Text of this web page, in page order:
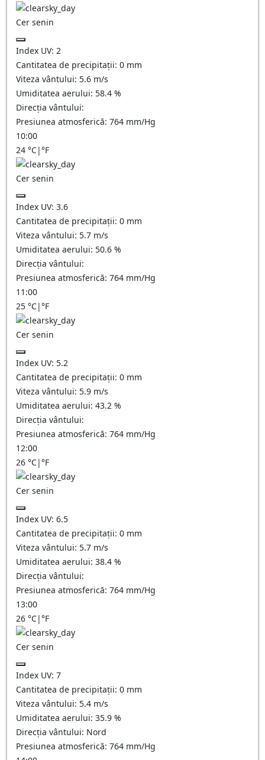
Cer senin
Index UV: 2
Cantitatea de precipitații: 0 mm
Viteza vântului: 5.6 m/s
Umiditatea aerului: 58.4 %
Direcția vântului:
Presiunea atmosferică: 764 mm/Hg
10:00
24 °C|°F
Cer senin
Index UV: 3.6
Cantitatea de precipitații: 0 mm
Viteza vântului: 5.7 m/s
Umiditatea aerului: 50.6 %
Direcția vântului:
Presiunea atmosferică: 764 mm/Hg
11:00
25 °C|°F
Cer senin
Index UV: 5.2
Cantitatea de precipitații: 0 mm
Viteza vântului: 5.9 m/s
Umiditatea aerului: 43.2 %
Direcția vântului:
Presiunea atmosferică: 764 mm/Hg
12:00
26 °C|°F
Cer senin
Index UV: 6.5
Cantitatea de precipitații: 0 mm
Viteza vântului: 5.7 m/s
Umiditatea aerului: 38.4 %
Direcția vântului:
Presiunea atmosferică: 764 mm/Hg
13:00
26 °C|°F
Cer senin
Index UV: 7
Cantitatea de precipitații: 0 mm
Viteza vântului: 5.4 m/s
Umiditatea aerului: 35.9 %
Direcția vântului: Nord
Presiunea atmosferică: 764 mm/Hg